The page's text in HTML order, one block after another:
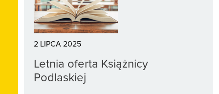
2 LIPCA 2025
Letnia oferta Książnicy
Podlaskiej